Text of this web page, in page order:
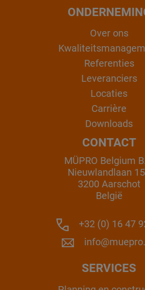
Over ons
Referenties
Leveranciers
Locaties
Carrière
Downloads
CONTACT
MÜPRO Belgium
Nieuwlandlaan
3200 Aarschot
België
+32 (0) 16 47
SERVICES